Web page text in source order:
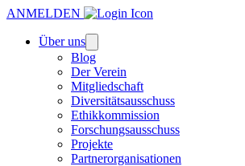
ANMELDEN
Über uns
Blog
Der Verein
Mitgliedschaft
Diversitätsausschuss
Ethikkommission
Forschungsausschuss
Projekte
Partnerorganisationen